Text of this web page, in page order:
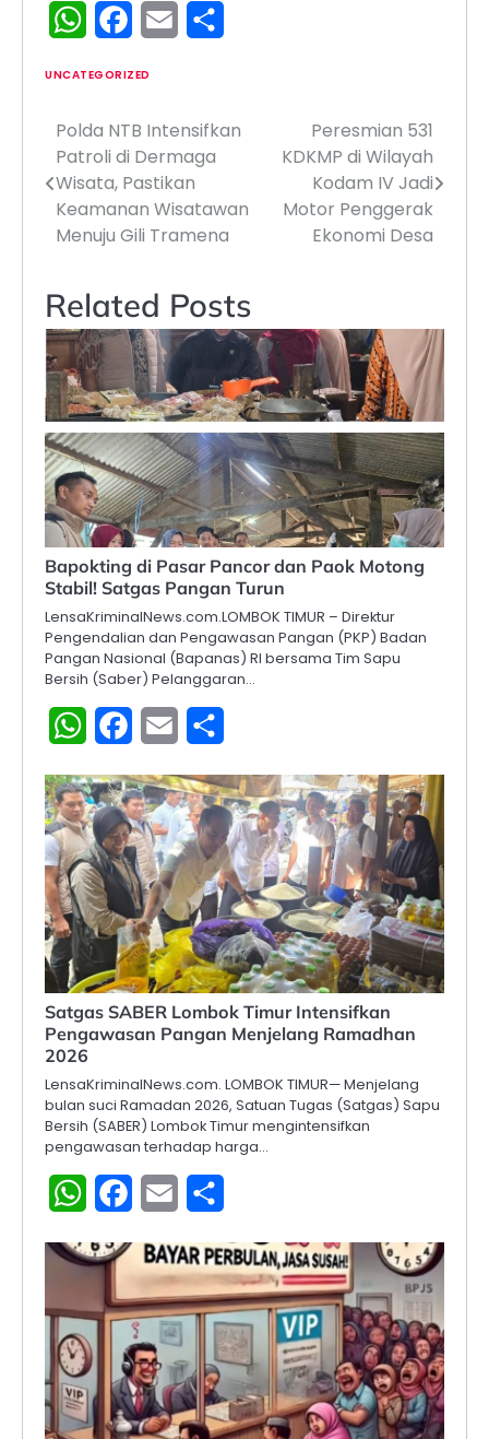
WhatsAppFacebook
Email
UNCATEGORIZED
Navigasi
pos
Polda NTB Intensifkan
Patroli di Dermaga
Wisata, Pastikan
Keamanan Wisatawan
Menuju Gili Tramena
Peresmian 531
KDKMP di Wilayah
Kodam IV Jadi
Motor Penggerak
Ekonomi Desa
Related Posts
Bapokting di Pasar Pancor dan Paok Motong
Stabil! Satgas Pangan Turun
LensaKriminalNews.com.LOMBOK TIMUR – Direktur
Pengendalian dan Pengawasan Pangan (PKP) Badan
Pangan Nasional (Bapanas) RI bersama Tim Sapu
Bersih (Saber) Pelanggaran…
WhatsAppFacebook
Email
Satgas SABER Lombok Timur Intensifkan
Pengawasan Pangan Menjelang Ramadhan
2026
LensaKriminalNews.com. LOMBOK TIMUR— Menjelang
bulan suci Ramadan 2026, Satuan Tugas (Satgas) Sapu
Bersih (SABER) Lombok Timur mengintensifkan
pengawasan terhadap harga…
WhatsAppFacebook
Email